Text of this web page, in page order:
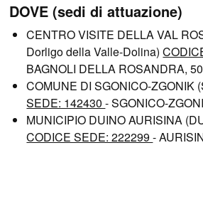
DOVE (sedi di attuazione)
CENTRO VISITE DELLA VAL
Dorligo della Valle-Dolina)
BAGNOLI DELLA ROSANDRA,
COMUNE DI SGONICO-ZGONIK
SEDE: 142430- SGONICO-
MUNICIPIO DUINO AURISINA
CODICE SEDE: 222299-